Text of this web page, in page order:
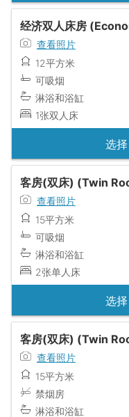
经济双人床房
查看照片
12平方米
可吸烟
淋浴和浴缸
1张双人床
选
客房(双床) (Twin
查看照片
15平方米
可吸烟
淋浴和浴缸
2张单人床
选
客房(双床) (Twin
查看照片
15平方米
禁烟房
淋浴和浴缸